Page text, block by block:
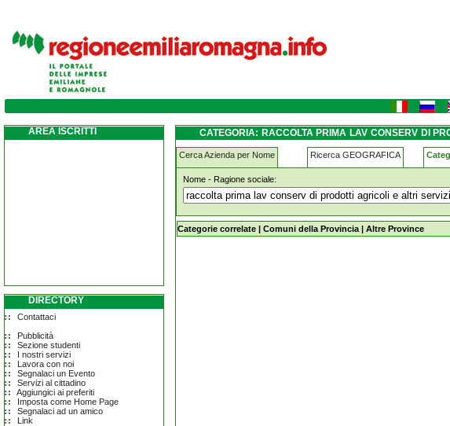
raccolta-prima-lav-conserv-di-prodotti-agricoli-e-altri-
conto-terzi pieve-di-cento
AREA ISCRITTI
DIRECTORY
Contattaci
Pubblicità
Sezione studenti
I nostri servizi
Lavora con noi
Segnalaci un Evento
Servizi al cittadino
Aggiungici ai preferiti
Imposta come Home Page
Segnalaci ad un amico
Link
CATEGORIA: RACCOLTA PRIMA LAV CONSERV DI
AGRICOLI PER CONTO TERZI PIEVE DI CENTO
Cerca Azienda per Nome Ricerca GEOGRAFICA
Nome - Ragione sociale:
raccolta-prima-lav-conserv-di-prodotti-agricoli-e-altri-
terzi pieve-di-cento
Categorie correlate | Comuni della Provincia | Altre Province